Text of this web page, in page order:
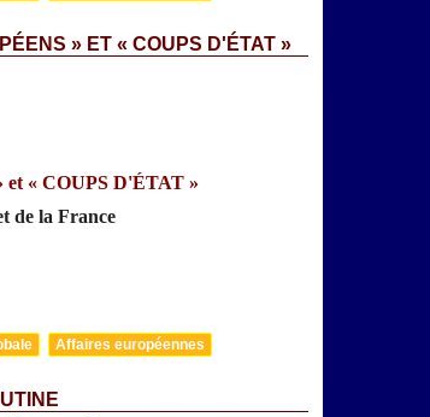
» ET « COUPS D'ÉTAT »
« COUPS D'ÉTAT »
de la France
Affaires européennes